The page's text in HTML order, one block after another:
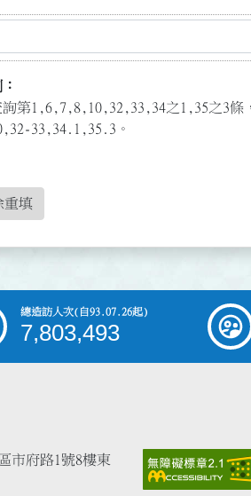
詢第1,6,7,8,10,32,33,34之1,35之3條
33,34.1,35.3。
重填
總造訪人次(自93.07.26起)
7,803,493
市府路1號8樓東